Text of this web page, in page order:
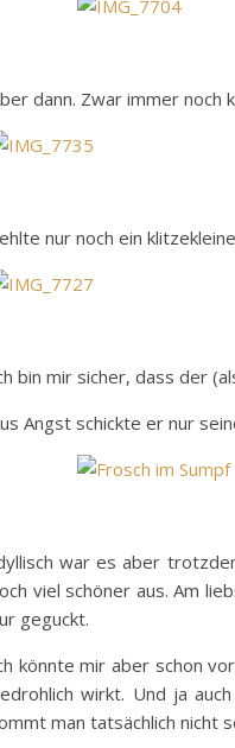
dann. Zwar immer noch
nur noch ein
bin mir sicher, dass der
Angst schickte er nur
war es aber
viel schöner aus. Am
geguckt.
könnte mir aber schon
wirkt. Und ja
man tatsächlich nicht